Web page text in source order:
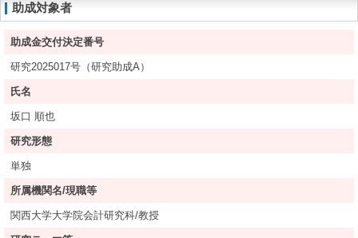
助成対象者
助成金交付決定番号
研究2025017号（研究助成A）
氏名
坂口 順也
研究形態
単独
所属機関名/現職等
関西大学大学院会計研究科/教授